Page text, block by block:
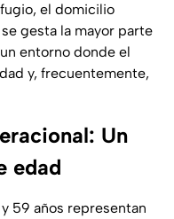
el domicilio
gesta la mayor parte
entorno donde el
y, frecuentemente,
Un
edad
59 años representan